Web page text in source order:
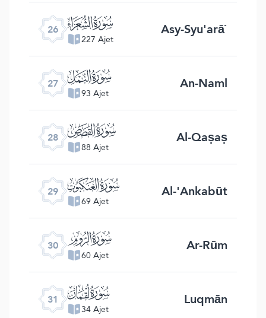
26 ﮦ
227 Ajet Asy-Syu'arā`
27 ﮧ
93 Ajet An-Naml
28 ﮨ
88 Ajet Al-Qaṣaṣ
29 ﮩ
69 Ajet Al-'Ankabūt
30 ﮪ
60 Ajet Ar-Rūm
31 ﮫ
34 Ajet Luqmān